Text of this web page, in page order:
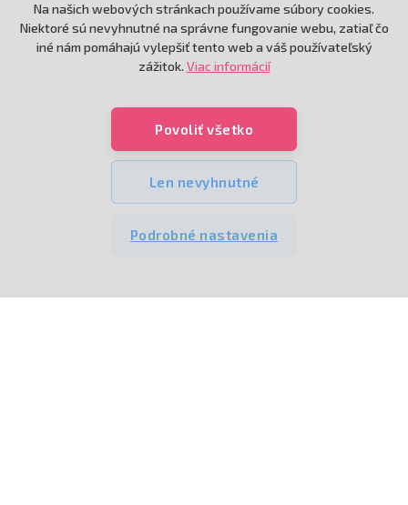
Značky
Darčekové poukážky
Informácie
O nás
Predajňa v Piešťanoch
Bezplatné poradenstvo
Na našich webových stránkach používame súbory cookies.
Niektoré sú nevyhnutné na správne fungovanie webu, zatiaľ čo
iné nám pomáhajú vylepšiť tento web a váš používateľský
zážitok. Viac informácií
Podrobné nastavenia
Len nevyhnutné
Povoliť všetko